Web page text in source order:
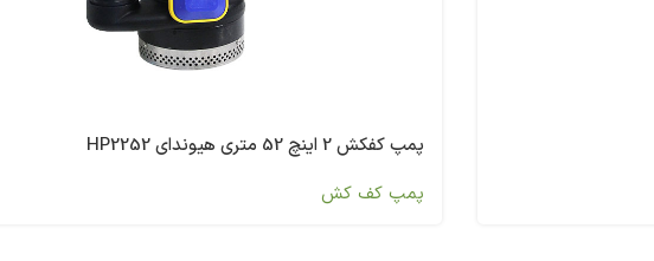
پمپ کفکش 2 اینچ 52 متری هیوندای HP2252
پمپ کف کش